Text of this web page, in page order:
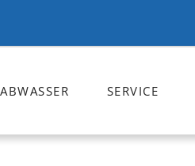
ABWASSER SERVICE